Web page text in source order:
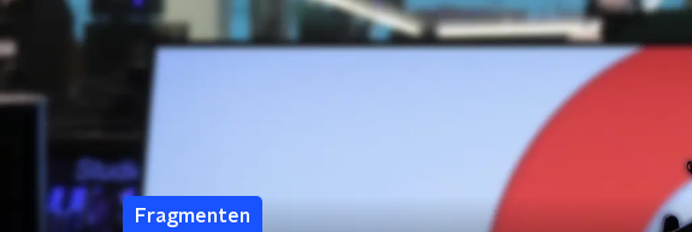
Fragmenten